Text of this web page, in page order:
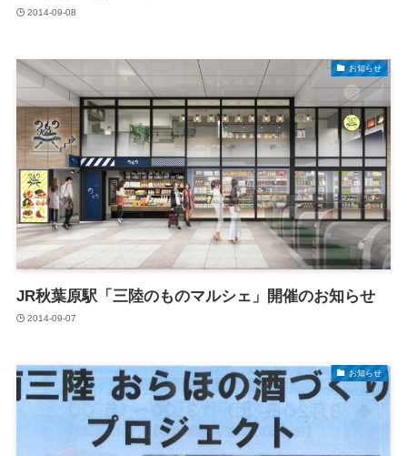
2014-09-08
お知らせ
JR秋葉原駅「三陸のものマルシェ」開催のお知らせ
2014-09-07
お知らせ